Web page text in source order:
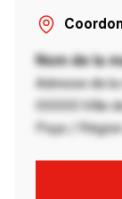
Nom de la
Adresse de
00000 Ville
Pays /